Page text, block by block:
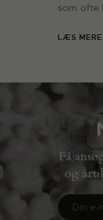
som ofte
LÆS MERE
Få
og